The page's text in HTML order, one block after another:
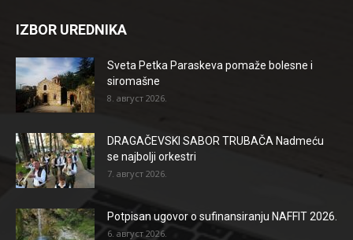
IZBOR UREDNIKA
Sveta Petka Paraskeva pomaže bolesne i
siromašne
8. август 2026.
DRAGAČEVSKI SABOR TRUBAČA Nadmeću
se najbolji orkestri
7. август 2026.
Potpisan ugovor o sufinansiranju NAFFIT 2026.
6. август 2026.